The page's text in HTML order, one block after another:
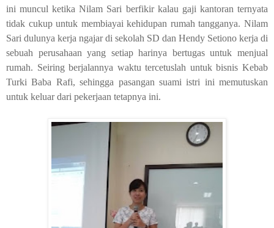
ini muncul ketika Nilam Sari berfikir kalau gaji kantoran ternyata
tidak cukup untuk membiayai kehidupan rumah tangganya. Nilam
Sari dulunya kerja ngajar di sekolah SD dan Hendy Setiono kerja di
sebuah perusahaan yang setiap harinya bertugas untuk menjual
rumah. Seiring berjalannya waktu tercetuslah untuk bisnis Kebab
Turki Baba Rafi, sehingga pasangan suami istri ini memutuskan
untuk keluar dari pekerjaan tetapnya ini.